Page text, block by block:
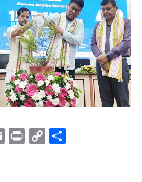
EmailPrintCopy